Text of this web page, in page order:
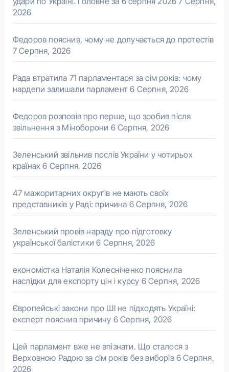
2026
Федоров пояснив, чому не долучається до протестів
7 Серпня, 2026
Рада втратила 71 парламентаря за сім років: чому
нардепи залишали парламент 6 Серпня, 2026
Федоров розповів про перше, що зробив після
звільнення з Міноборони 6 Серпня, 2026
Зеленський звільнив послів України у чотирьох
країнах 6 Серпня, 2026
47 мажоритарних округів не мають своїх
представників у Раді: причина 6 Серпня, 2026
Зеленський провів нараду про підготовку
української балістики 6 Серпня, 2026
економістка Наталія Колесніченко пояснила
наслідки для експорту цін і курсу 6 Серпня, 2026
Європейські закони про ШІ не підходять Україні:
експерт пояснив причину 6 Серпня, 2026
Цей парламент вже не впізнати. Що сталося з
Верховною Радою за сім років без виборів 6 Серпня,
2026